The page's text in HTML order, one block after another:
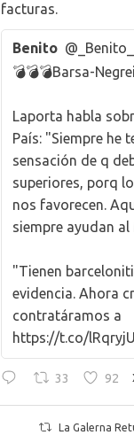
facturas.
Benito
💣💣💣Barsa-
Laporta habla
País: "Siempre he
sensación de q
superiores, porq
nos favorecen.
siempre ayudan
"Tienen
evidencia. Ahora
contratáramos a
https://t.co/
33 92
La Galerna